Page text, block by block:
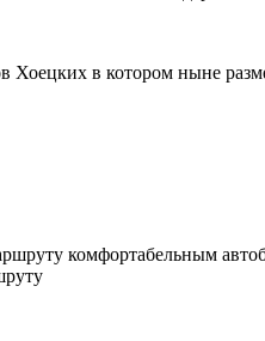
в котором ныне
комфортабельным